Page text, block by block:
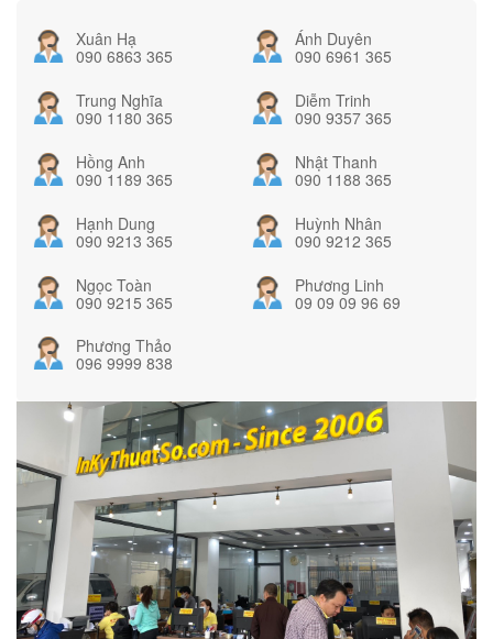
Xuân Hạ
090 6863 365
Ánh Duyên
090 6961 365
Trung Nghĩa
090 1180 365
Diễm Trinh
090 9357 365
Hồng Anh
090 1189 365
Nhật Thanh
090 1188 365
Hạnh Dung
090 9213 365
Huỳnh Nhân
090 9212 365
Ngọc Toàn
090 9215 365
Phương Linh
09 09 09 96 69
Phương Thảo
096 9999 838